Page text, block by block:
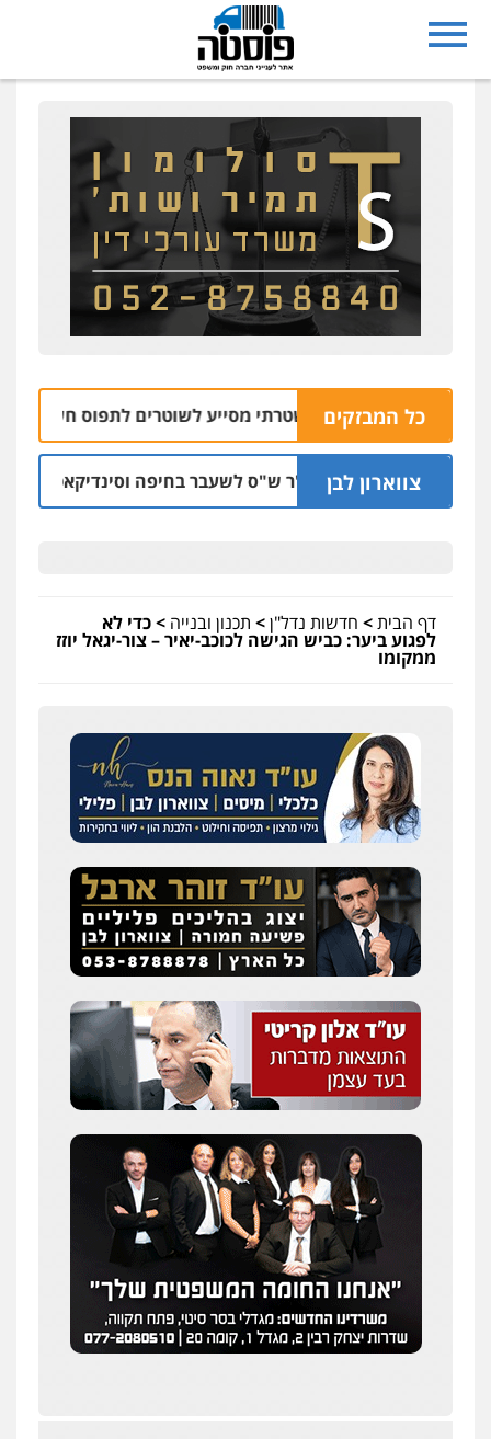
כל המבזקים
צפו: רחפן משטרתי מסייע לשוטרים לתפוס חשוד שזרק
צווארון לבן
כתב אישום: יו"ר ש"ס לשעבר בחיפה וסינדיקאט ההלוואות
דף הבית> חדשות נדל"ן> תכנון ובנייה >כדי לא
לפגוע ביער: כביש הגישה לכוכב-יאיר – צור-יגאל יוזז
ממקומו